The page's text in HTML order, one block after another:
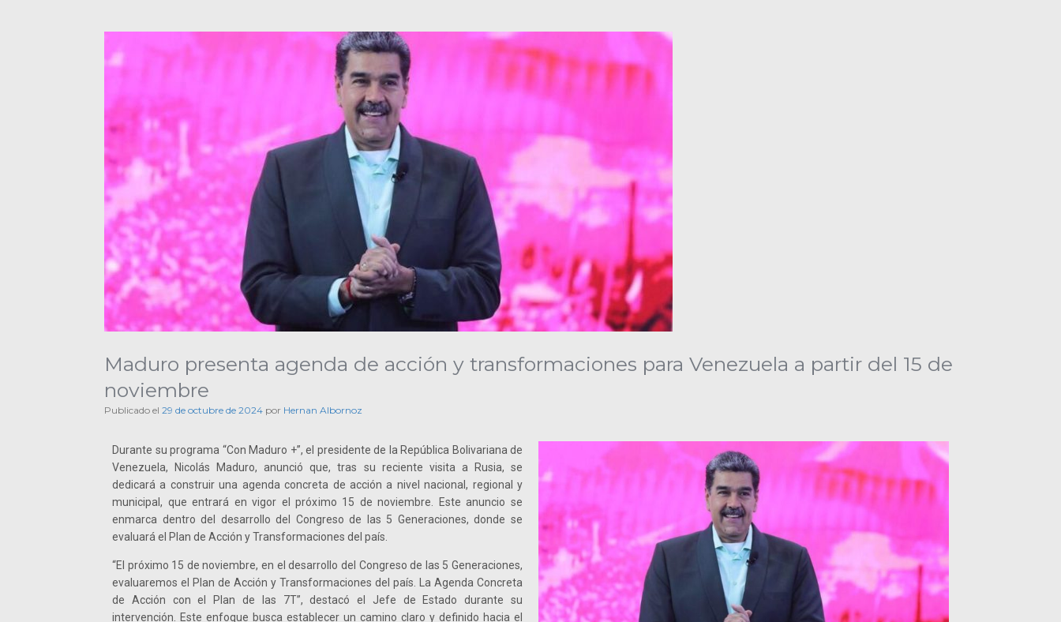
Maduro presenta agenda de acción y transformaciones para Venezuela a partir del 15 de
noviembre
Publicado el 29 de octubre de 2024 por Hernan Albornoz
Durante su programa “Con Maduro +”, el presidente de la República Bolivariana de
Venezuela, Nicolás Maduro, anunció que, tras su reciente visita a Rusia, se
dedicará a construir una agenda concreta de acción a nivel nacional, regional y
municipal, que entrará en vigor el próximo 15 de noviembre. Este anuncio se
enmarca dentro del desarrollo del Congreso de las 5 Generaciones, donde se
evaluará el Plan de Acción y Transformaciones del país.
“El próximo 15 de noviembre, en el desarrollo del Congreso de las 5 Generaciones,
evaluaremos el Plan de Acción y Transformaciones del país. La Agenda Concreta
de Acción con el Plan de las 7T”, destacó el Jefe de Estado durante su
intervención. Este enfoque busca establecer un camino claro y definido hacia el